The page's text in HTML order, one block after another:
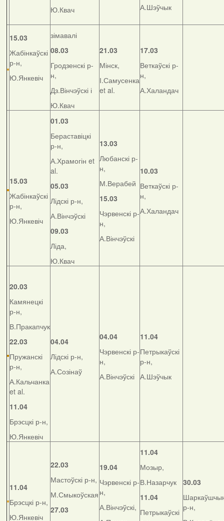
Ю.Квач
А.Шэўчык
15.03
Жабінкаўскі
р-н,
Ю.Янкевіч
зімавалі
08.03
Гродзенскі р-
н,
Дз.Вінчэўскі і
Ю.Квач
21.03
Мінск,
І.Самусенка
et al.
17.03
Веткаўскі р-
н,
А.Халандач
15.03
Жабінкаўскі
р-н,
Ю.Янкевіч
01.03
Бераставіцкі
р-н,
А.Храмогін et
al.
05.03
Лідскі р-н,
А.Вінчэўскі
09.03
Ліда,
Ю.Квач
13.03
Любанскі р-
н,
М.Верабей
15.03
Чэрвенскі р-
н,
А.Вінчэўскі
10.03
Веткаўскі р-
н,
А.Халандач
20.03
Камянецкі
р-н,
В.Пракапчук
22.03
Пружанскі
р-н,
А.Кальчанка
et al.
11.04
Брэсцкі р-н,
Ю.Янкевіч
04.04
Лідскі р-н,
А.Созінаў
04.04
Чэрвенскі р-
н,
А.Вінчэўскі
11.04
Петрыкаўскі
р-н,
А.Шэўчык
11.04
Брэсцкі р-н,
Ю.Янкевіч
22.03
Мастоўскі р-н,
М.Смыкоўская
27.03
19.04
Чэрвенскі р-
н,
А.Вінчэўскі,
11.04
Мозыр,
В.Назарчук
11.04
Петрыкаўскі
30.03
р-н,